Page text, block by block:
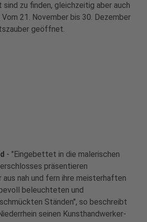
sind zu finden, gleichzeitig aber auch
Vom 21. November bis 30. Dezember
geöffnet.
- "Eingebettet in die malerischen
präsentieren
aus nah und fern ihre meisterhaften
beleuchteten und
Ständen", so beschreibt
seinen Kunsthandwerker-